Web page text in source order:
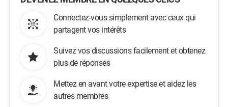
Connectez-vous simplement avec ceux qui
partagent vos intérêts
Suivez vos discussions facilement et obtenez
plus de réponses
Mettez en avant votre expertise et aidez les
autres membres